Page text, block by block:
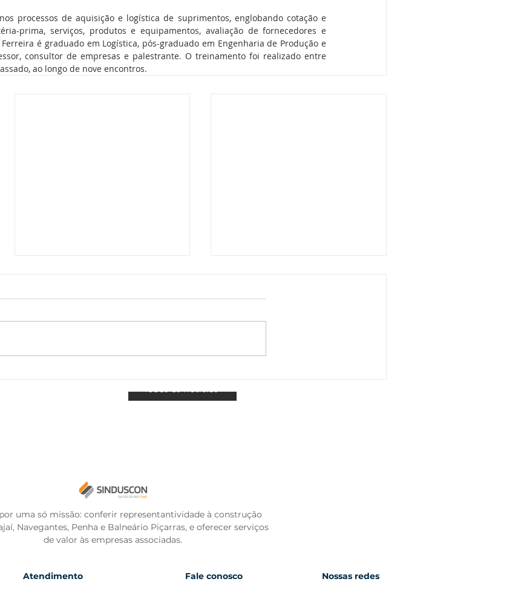
processos de aquisição e logística de suprimentos, englobando cotação e
prima, serviços, produtos e equipamentos, avaliação de fornecedores e
é graduado em Logística, pós-graduado em Engenharia de Produção e
consultor de empresas e palestrante. O treinamento foi realizado entre
ao longo de nove encontros.
AUDIÊNCIA PÚBLICA
PARA DEBATER OS
uma só missão: conferir representantividade à construção
Navegantes, Penha e Balneário Piçarras, e oferecer serviços
de valor às empresas associadas.
Atendimento Fale conosco Nossas redes